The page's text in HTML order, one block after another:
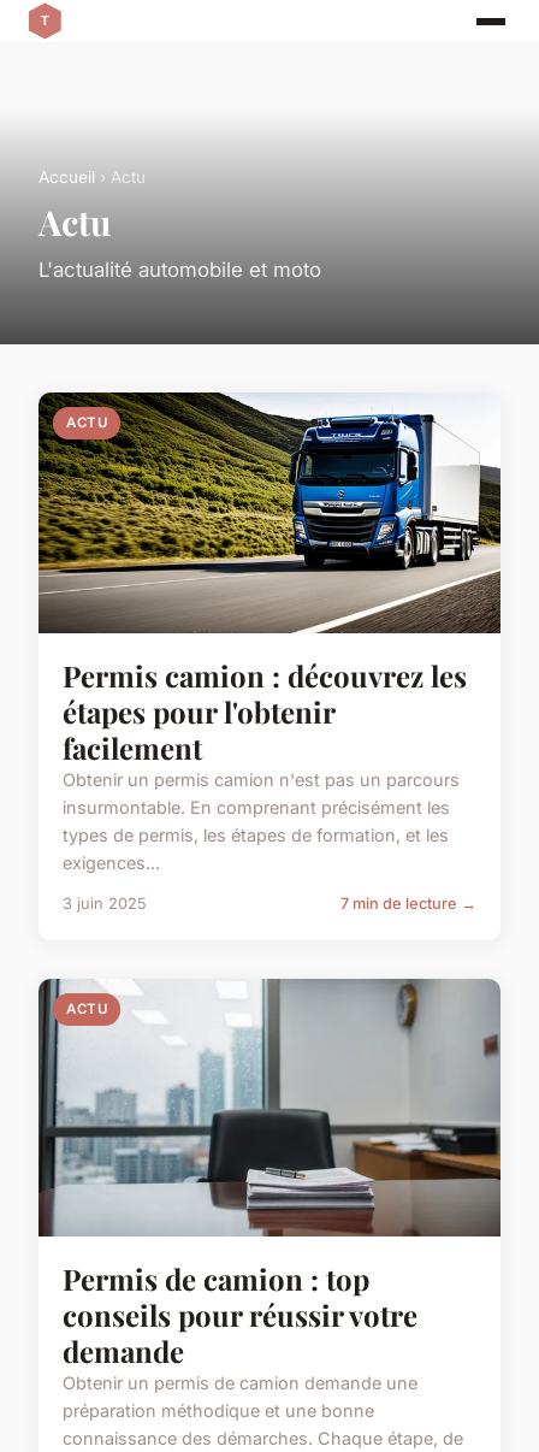
Accueil › Actu
Actu
L'actualité automobile et moto
ACTU
Permis camion : découvrez les
étapes pour l'obtenir
facilement
Obtenir un permis camion n'est pas un parcours
insurmontable. En comprenant précisément les
types de permis, les étapes de formation, et les
exigences...
3 juin 2025 7 min de lecture →
ACTU
Permis de camion : top
conseils pour réussir votre
demande
Obtenir un permis de camion demande une
préparation méthodique et une bonne
connaissance des démarches. Chaque étape, de